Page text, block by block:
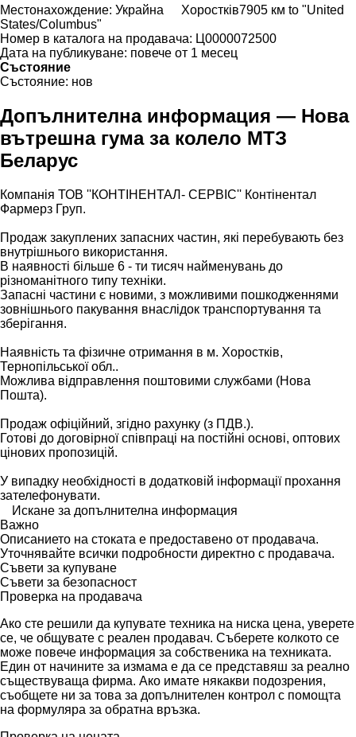
Местонахождение: Украйна Хоростків7905 км to "United
States/Columbus"
Номер в каталога на продавача: Ц0000072500
Дата на публикуване: повече от 1 месец
Състояние
Състояние: нов
Допълнителна информация — Нова
вътрешна гума за колело МТЗ
Беларус
Компанія ТОВ ''КОНТІНЕНТАЛ- СЕРВІС'' Контінентал
Фармерз Груп.
Продаж закуплених запасних частин, які перебувають без
внутрішнього використання.
В наявності більше 6 - ти тисяч найменувань до
різноманітного типу техніки.
Запасні частини є новими, з можливими пошкодженнями
зовнішнього пакування внаслідок транспортування та
зберігання.
Наявність та фізичне отримання в м. Хоростків,
Тернопільської обл..
Можлива відправлення поштовими службами (Нова
Пошта).
Продаж офіційний, згідно рахунку (з ПДВ.).
Готові до договірної співпраці на постійні основі, оптових
цінових пропозицій.
У випадку необхідності в додатковій інформації прохання
зателефонувати.
Искане за допълнителна информация
Важно
Описанието на стоката е предоставено от продавача.
Уточнявайте всички подробности директно с продавача.
Съвети за купуване
Съвети за безопасност
Проверка на продавача
Ако сте решили да купувате техника на ниска цена, уверете
се, че общувате с реален продавач. Съберете колкото се
може повече информация за собственика на техниката.
Един от начините за измама е да се представяш за реално
съществуваща фирма. Ако имате някакви подозрения,
съобщете ни за това за допълнителен контрол с помощта
на формуляра за обратна връзка.